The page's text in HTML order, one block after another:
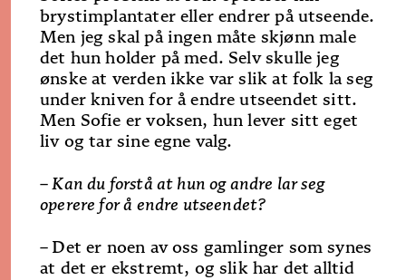
brystimplantater eller endrer på utseende.
Men jeg skal på ingen måte skjønn­ male
det hun holder på med. Selv skulle jeg
ønske at verden ikke var slik at folk la seg
under kniven for å endre utseendet sitt.
Men Sofie er voksen, hun lever sitt eget
liv og tar sine egne valg.
– Kan du forstå at hun og andre lar seg
operere for å endre utseendet?
– Det er noen av oss gamlinger som synes
at det er ekstremt, og slik har det alltid